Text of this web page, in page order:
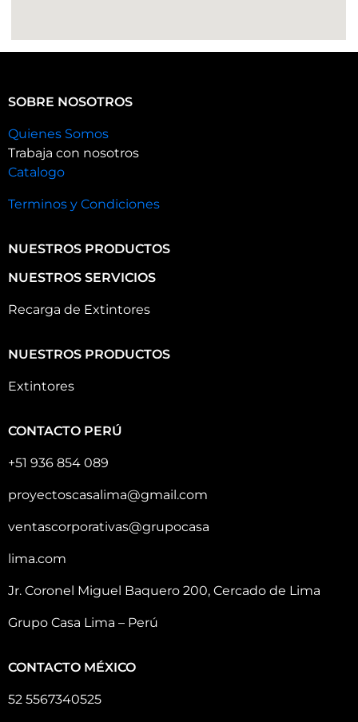
SOBRE NOSOTROS
Quienes Somos
Trabaja con nosotros
Catalogo
Terminos y Condiciones
NUESTROS PRODUCTOS
NUESTROS SERVICIOS
Recarga de Extintores
NUESTROS PRODUCTOS
Extintores
CONTACTO PERÚ
+51 936 854 089
proyectoscasalima@gmail.com
ventascorporativas@grupocasa
lima.com
Jr. Coronel Miguel Baquero 200, Cercado de Lima
Grupo Casa Lima – Perú
CONTACTO MÉXICO
52 5567340525